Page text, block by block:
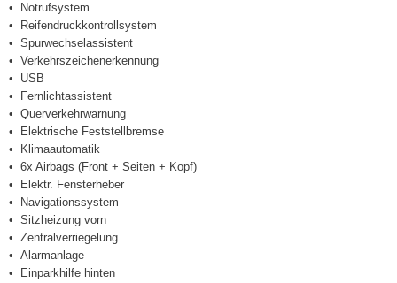
Notrufsystem
Reifendruckkontrollsystem
Spurwechselassistent
Verkehrszeichenerkennung
USB
Fernlichtassistent
Querverkehrwarnung
Elektrische Feststellbremse
Klimaautomatik
6x Airbags (Front + Seiten + Kopf)
Elektr. Fensterheber
Navigationssystem
Sitzheizung vorn
Zentralverriegelung
Alarmanlage
Einparkhilfe hinten